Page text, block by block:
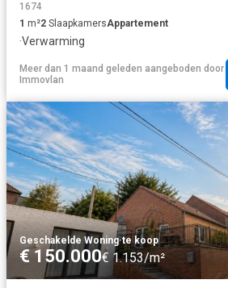
1674
1 m²2 SlaapkamersAppartement
·Verwarming
Meer dan 1 maand geleden aangeboden door
Immovlan
Geschakelde Woning·te koop
€ 150.000€ 1.153/m²